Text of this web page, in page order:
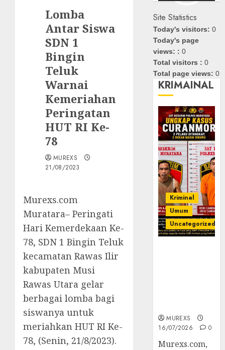
Lomba
Antar Siswa
SDN 1
Bingin
Teluk
Warnai
Kemeriahan
Peringatan
HUT RI Ke-
78
MUREXS
21/08/2023
Murexs.com
Muratara– Peringati
Hari Kemerdekaan Ke-
78, SDN 1 Bingin Teluk
kecamatan Rawas Ilir
kabupaten Musi
Rawas Utara gelar
berbagai lomba bagi
siswanya untuk
meriahkan HUT RI Ke-
78, (Senin, 21/8/2023).
Site Statistics
Today's visitors:0
Today's page
views: :0
Total visitors :0
Total page views:0
KRIMAINAL
Kriminal
Umum
Uncategorized
MUREXS
16/07/2026
0
Murexs.com,